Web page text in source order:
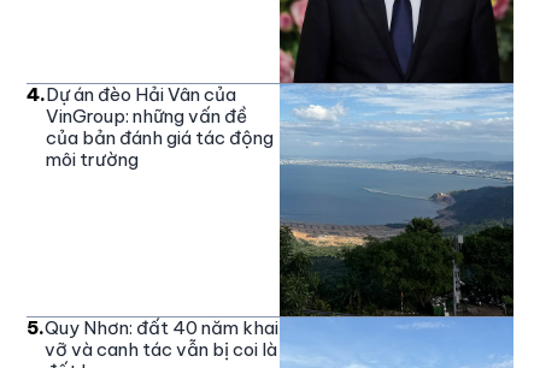
4.Dự án đèo Hải Vân của
VinGroup: những vấn đề
của bản đánh giá tác động
môi trường
5.Quy Nhơn: đất 40 năm khai
vỡ và canh tác vẫn bị coi là